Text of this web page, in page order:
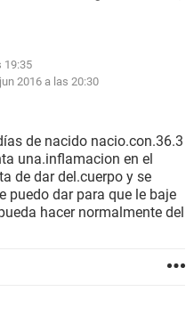
19:35
2016 a las 20:30
de nacido nacio.con.36.3
una.inflamacion en el
de dar del.cuerpo y se
puedo dar para que le baje
hacer normalmente del